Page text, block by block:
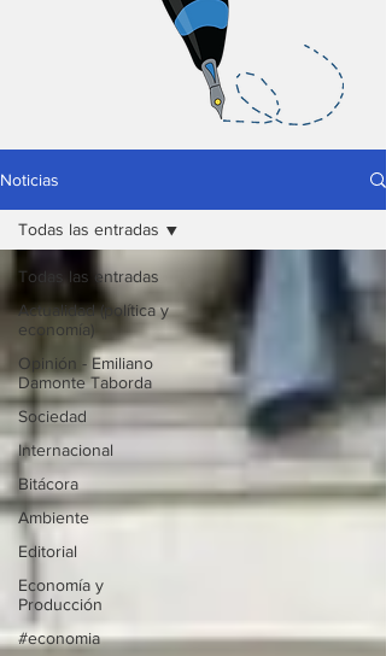
Noticias
Todas las entradas
Actualidad (política y
economía)
Opinión - Emiliano
Damonte Taborda
Sociedad
Internacional
Bitácora
Ambiente
Editorial
Economía y
Producción
#economia
Todas las entradas